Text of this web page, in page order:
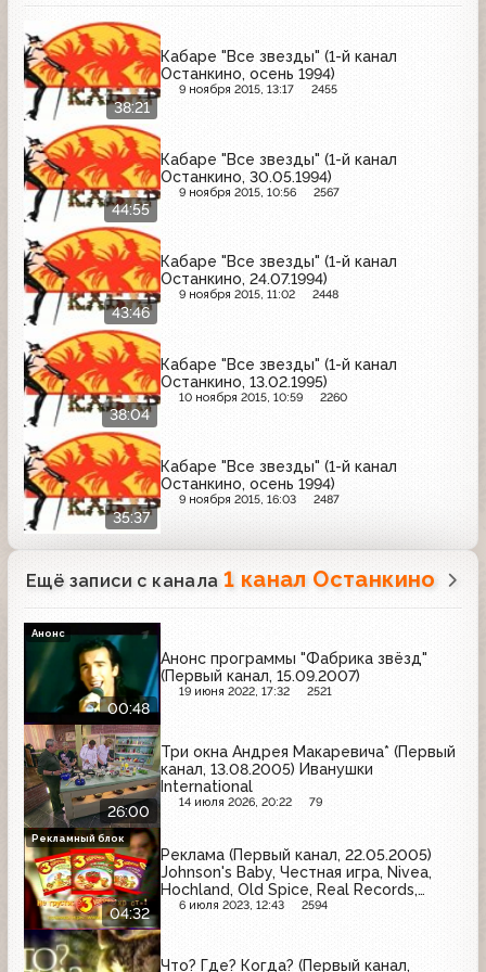
38:21
Кабаре "Все звезды" (1-й канал
Останкино, осень 1994)
9 ноября 2015, 13:17 2455
44:55
Кабаре "Все звезды" (1-й канал
Останкино, 30.05.1994)
9 ноября 2015, 10:56 2567
43:46
Кабаре "Все звезды" (1-й канал
Останкино, 24.07.1994)
9 ноября 2015, 11:02 2448
38:04
Кабаре "Все звезды" (1-й канал
Останкино, 13.02.1995)
10 ноября 2015, 10:59 2260
35:37
Кабаре "Все звезды" (1-й канал
Останкино, осень 1994)
9 ноября 2015, 16:03 2487
Ещё записи с канала 1 канал Останкино
00:48
Анонс программы "Фабрика звёзд"
(Первый канал, 15.09.2007)
19 июня 2022, 17:32 2521
Анонс
26:00
Три окна Андрея Макаревича* (Первый
канал, 13.08.2005) Иванушки
International
14 июля 2026, 20:22 79
04:32
Реклама (Первый канал, 22.05.2005)
Johnson's Baby, Честная игра, Nivea,
Hochland, Old Spice, Real Records,
Мезим, 3 корочки, Пемолюкс,
6 июля 2023, 12:43 2594
Рекламный блок
Что? Где? Когда? (Первый канал,